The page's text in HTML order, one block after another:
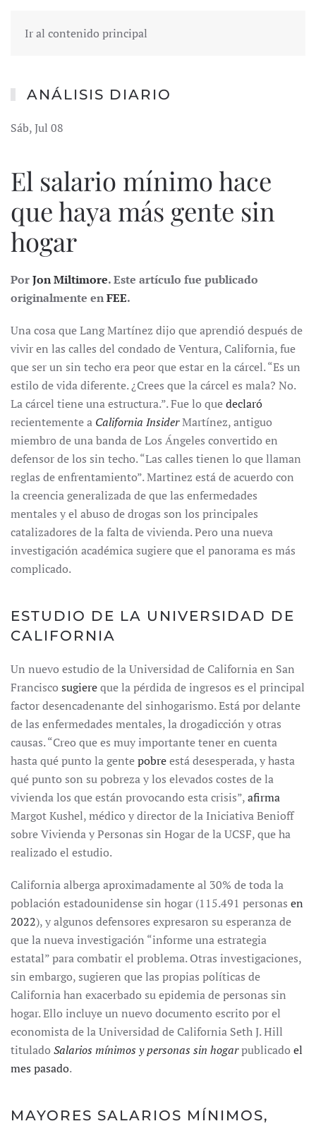
Ir al contenido principal
ANÁLISIS DIARIO
Sáb, Jul 08
El salario mínimo hace
que haya más gente sin
hogar
PorJon Miltimore. Este artículo fue publicado
originalmente enFEE.
Una cosa que Lang Martínez dijo que aprendió después de
vivir en las calles del condado de Ventura, California, fue
que ser un sin techo era peor que estar en la cárcel. “Es un
estilo de vida diferente. ¿Crees que la cárcel es mala? No.
La cárcel tiene una estructura.”. Fue lo quedeclaró
recientemente a California InsiderMartínez, antiguo
miembro de una banda de Los Ángeles convertido en
defensor de los sin techo. “Las calles tienen lo que llaman
reglas de enfrentamiento”. Martinez está de acuerdo con
la creencia generalizada de que las enfermedades
mentales y el abuso de drogas son los principales
catalizadores de la falta de vivienda. Pero una nueva
investigación académica sugiere que el panorama es más
complicado.
ESTUDIO DE LA UNIVERSIDAD DE
CALIFORNIA
Un nuevo estudio de la Universidad de California en San
Francisco sugiereque la pérdida de ingresos es el principal
factor desencadenante del sinhogarismo. Está por delante
de las enfermedades mentales, la drogadicción y otras
causas. “Creo que es muy importante tener en cuenta
hasta qué punto la gentepobreestá desesperada, y hasta
qué punto son su pobreza y los elevados costes de la
vivienda los que están provocando esta crisis”,afirma
Margot Kushel, médico y director de la Iniciativa Benioff
sobre Vivienda y Personas sin Hogar de la UCSF, que ha
realizado el estudio.
California alberga aproximadamente al 30% de toda la
población estadounidense sin hogar (115.491 personas en
2022), y algunos defensores expresaron su esperanza de
que la nueva investigación “informe una estrategia
estatal” para combatir el problema. Otras investigaciones,
sin embargo, sugieren que las propias políticas de
California han exacerbado su epidemia de personas sin
hogar. Ello incluye un nuevo documento escrito por el
economista de la Universidad de California Seth J. Hill
titulado Salarios mínimos y personas sin hogarpublicado el
mes pasado.
MAYORES SALARIOS MÍNIMOS,